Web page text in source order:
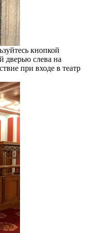
кнопкой
дверью слева на
при входе в театр